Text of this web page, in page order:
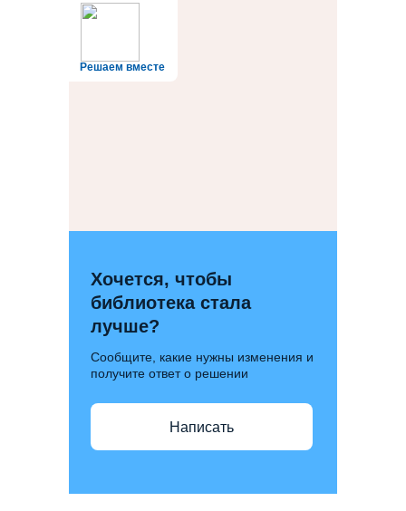
Решаем вместе
Хочется, чтобы
библиотека стала
лучше?
Сообщите, какие нужны изменения и
получите ответ о решении
Написать